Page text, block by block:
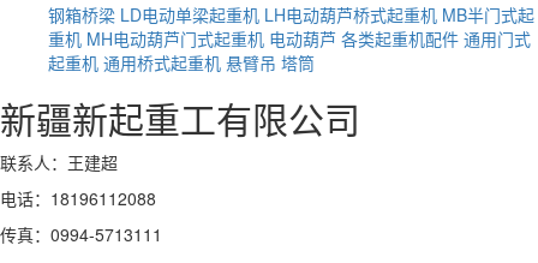
钢箱桥梁 LD电动单梁起重机 LH电动葫芦桥式起重机 MB半门式起
重机 MH电动葫芦门式起重机 电动葫芦 各类起重机配件 通用门式
起重机 通用桥式起重机 悬臂吊 塔筒
新疆新起重工有限公司
联系人：王建超
电话：18196112088
传真：0994-5713111